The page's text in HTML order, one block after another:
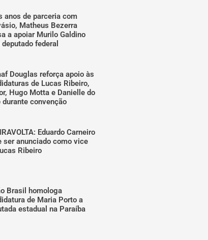
anos de parceria com
Matheus Bezerra
a apoiar Murilo Galdino
deputado federal
Douglas reforça apoio às
de Lucas Ribeiro,
Hugo Motta e Danielle do
durante convenção
Eduardo Carneiro
ser anunciado como vice
Ribeiro
Brasil homologa
de Maria Porto a
estadual na Paraíba